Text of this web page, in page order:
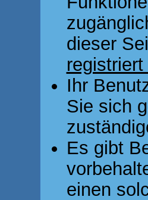
dieser
Ihr
Sie sich
Es gibt
einen